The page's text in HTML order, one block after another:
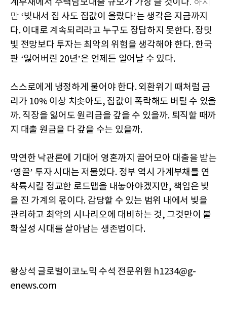
. 하지
만 ‘빚내서 집 사도 집값이 올랐다’는 생각은 지금까지
다. 이대로 계속되리라고 누구도 장담하지 못한다. 장밋
빛 전망보다 투자는 최악의 위험을 생각해야 한다. 한국
판 ‘잃어버린 20년’은 언제든 일어날 수 있다.
스스로에게 냉정하게 물어야 한다. 외환위기 때처럼 금
리가 10% 이상 치솟아도, 집값이 폭락해도 버틸 수 있을
까. 직장을 잃어도 원리금을 갚을 수 있을까. 퇴직할 때까
지 대출 원금을 다 갚을 수는 있을까.
막연한 낙관론에 기대어 영혼까지 끌어모아 대출을 받는
‘영끌’ 투자 시대는 저물었다. 정부 역시 가계부채를 연
착륙시킬 정교한 로드맵을 내놓아야겠지만, 책임은 빚
을 진 가계의 몫이다. 감당할 수 있는 범위 내에서 빚을
관리하고 최악의 시나리오에 대비하는 것, 그것만이 불
확실성 시대를 살아남는 생존법이다.
황상석 글로벌이코노믹 수석 전문위원 h1234@g-
enews.com